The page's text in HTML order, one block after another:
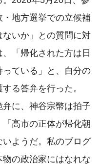
地方選挙での立候補
いか」との質問に対
「帰化された方は日
ている」と、自分の
る答弁を行った。
に、神谷宗幣は拍子
高市の正体が帰化朝
ようだ。私のブログ
の政治家にはなれな